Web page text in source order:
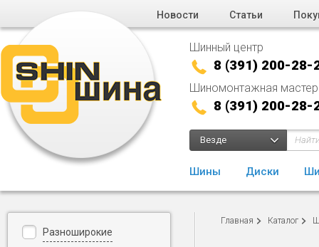
Новости Статьи
Шинный центр
8 (391) 200-28-
Шиномонтажная
8 (391) 200-28-
Везде
Шины Диски
Главная Каталог
Разноширокие